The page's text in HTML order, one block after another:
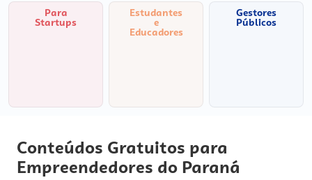
Para
Startups
Estudantes
e
Educadores
Gestores
Públicos
Conteúdos Gratuitos para
Empreendedores do Paraná